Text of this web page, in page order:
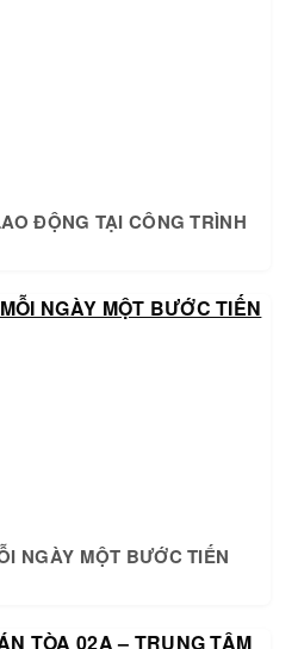
ĐỘNG TẠI CÔNG TRÌNH
NGÀY MỘT BƯỚC TIẾN